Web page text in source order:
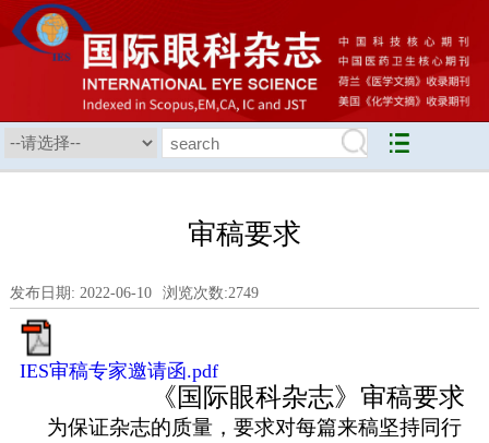
审稿要求
发布日期: 2022-06-10 浏览次数:2749
IES审稿专家邀请函.pdf
《国际眼科杂志》审稿要求
为保证杂志的质量，要求对每篇来稿坚持同行